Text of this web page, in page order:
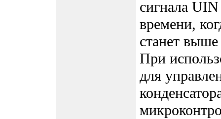
сигнала
времени,
станет
При
для